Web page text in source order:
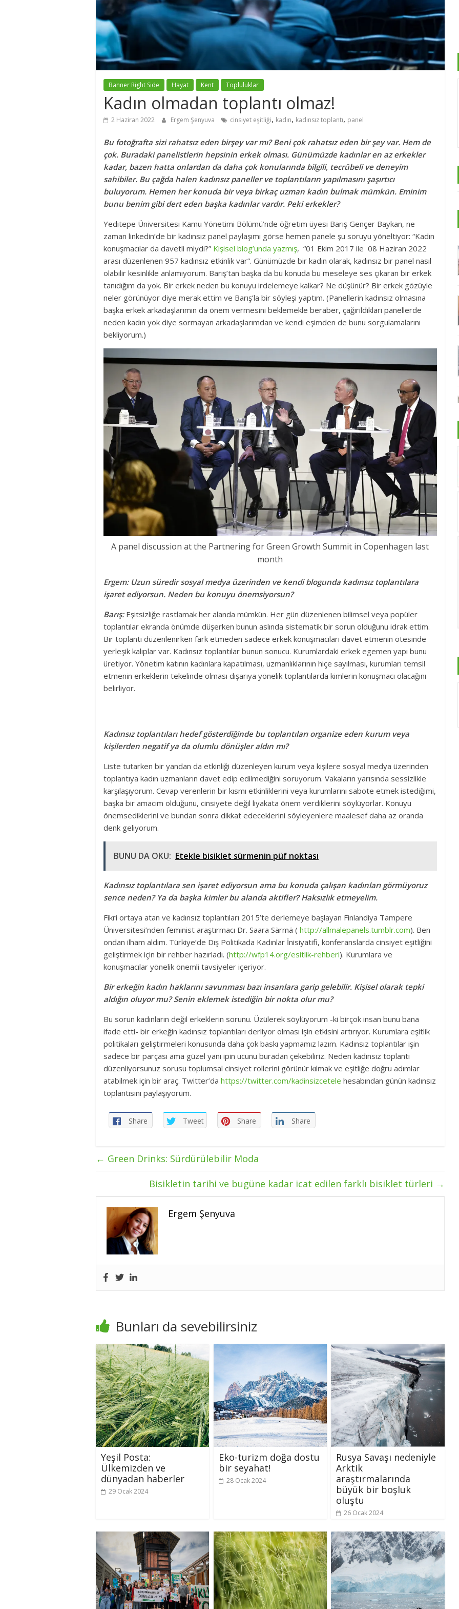
Banner Right Side Hayat Kent Topluluklar
Kadın olmadan toplantı olmaz!
2 Haziran 2022 Ergem Şenyuva cinsiyet eşitliği, kadın, kadınsız toplantı, panel
Bu fotoğrafta sizi rahatsız eden birşey var mı? Beni çok rahatsız eden bir şey var. Hem de
çok. Buradaki panelistlerin hepsinin erkek olması. Günümüzde kadınlar en az erkekler
kadar, bazen hatta onlardan da daha çok konularında bilgili, tecrübeli ve deneyim
sahibiler. Bu çağda halen kadınsız paneller ve toplantıların yapılmasını şaşırtıcı
buluyorum. Hemen her konuda bir veya birkaç uzman kadın bulmak mümkün. Eminim
bunu benim gibi dert eden başka kadınlar vardır. Peki erkekler?
Yeditepe Üniversitesi Kamu Yönetimi Bölümü’nde öğretim üyesi Barış Gençer Baykan, ne
zaman linkedin’de bir kadınsız panel paylaşımı görse hemen panele şu soruyu yöneltiyor: “Kadın
konuşmacılar da davetli miydi?” Kişisel blog’unda yazmış, “01 Ekim 2017 ile 08 Haziran 2022
arası düzenlenen 957 kadınsız etkinlik var”. Günümüzde bir kadın olarak, kadınsız bir panel nasıl
olabilir kesinlikle anlamıyorum. Barış’tan başka da bu konuda bu meseleye ses çıkaran bir erkek
tanıdığım da yok. Bir erkek neden bu konuyu irdelemeye kalkar? Ne düşünür? Bir erkek gözüyle
neler görünüyor diye merak ettim ve Barış’la bir söyleşi yaptım. (Panellerin kadınsız olmasına
başka erkek arkadaşlarımın da önem vermesini beklemekle beraber, çağırıldıkları panellerde
neden kadın yok diye sormayan arkadaşlarımdan ve kendi eşimden de bunu sorgulamalarını
bekliyorum.)
A panel discussion at the Partnering for Green Growth Summit in Copenhagen last
month
Ergem: Uzun süredir sosyal medya üzerinden ve kendi blogunda kadınsız toplantılara
işaret ediyorsun. Neden bu konuyu önemsiyorsun?
Barış:Eşitsizliğe rastlamak her alanda mümkün. Her gün düzenlenen bilimsel veya popüler
toplantılar ekranda önümde düşerken bunun aslında sistematik bir sorun olduğunu idrak ettim.
Bir toplantı düzenlenirken fark etmeden sadece erkek konuşmacıları davet etmenin ötesinde
yerleşik kalıplar var. Kadınsız toplantılar bunun sonucu. Kurumlardaki erkek egemen yapı bunu
üretiyor. Yönetim katının kadınlara kapatılması, uzmanlıklarının hiçe sayılması, kurumları temsil
etmenin erkeklerin tekelinde olması dışarıya yönelik toplantılarda kimlerin konuşmacı olacağını
belirliyor.
Kadınsız toplantıları hedef gösterdiğinde bu toplantıları organize eden kurum veya
kişilerden negatif ya da olumlu dönüşler aldın mı?
Liste tutarken bir yandan da etkinliği düzenleyen kurum veya kişilere sosyal medya üzerinden
toplantıya kadın uzmanların davet edip edilmediğini soruyorum. Vakaların yarısında sessizlikle
karşılaşıyorum. Cevap verenlerin bir kısmı etkinliklerini veya kurumlarını sabote etmek istediğimi,
başka bir amacım olduğunu, cinsiyete değil liyakata önem verdiklerini söylüyorlar. Konuyu
önemsediklerini ve bundan sonra dikkat edeceklerini söyleyenlere maalesef daha az oranda
denk geliyorum.
BUNU DA OKU: Etekle bisiklet sürmenin püf noktası
Kadınsız toplantılara sen işaret ediyorsun ama bu konuda çalışan kadınları görmüyoruz
sence neden? Ya da başka kimler bu alanda aktifler? Haksızlık etmeyelim.
Fikri ortaya atan ve kadınsız toplantıları 2015’te derlemeye başlayan Finlandiya Tampere
Üniversitesi’nden feminist araştırmacı Dr. Saara Särmä ( http://allmalepanels.tumblr.com). Ben
ondan ilham aldım. Türkiye’de Dış Politikada Kadınlar İnisiyatifi, konferanslarda cinsiyet eşitliğini
geliştirmek için bir rehber hazırladı. (http://wfp14.org/esitlik-rehberi). Kurumlara ve
konuşmacılar yönelik önemli tavsiyeler içeriyor.
Bir erkeğin kadın haklarını savunması bazı insanlara garip gelebilir. Kişisel olarak tepki
aldığın oluyor mu? Senin eklemek istediğin bir nokta olur mu?
Bu sorun kadınların değil erkeklerin sorunu. Üzülerek söylüyorum -ki birçok insan bunu bana
ifade etti- bir erkeğin kadınsız toplantıları derliyor olması işin etkisini artırıyor. Kurumlara eşitlik
politikaları geliştirmeleri konusunda daha çok baskı yapmamız lazım. Kadınsız toplantılar işin
sadece bir parçası ama güzel yanı ipin ucunu buradan çekebiliriz. Neden kadınsız toplantı
düzenliyorsunuz sorusu toplumsal cinsiyet rollerini görünür kılmak ve eşitliğe doğru adımlar
atabilmek için bir araç. Twitter’da https://twitter.com/kadinsizcetele hesabından günün kadınsız
toplantısını paylaşıyorum.
Share Tweet Share Share
← Green Drinks: Sürdürülebilir Moda
Bisikletin tarihi ve bugüne kadar icat edilen farklı bisiklet türleri →
Ergem Şenyuva
Bunları da sevebilirsiniz
Yeşil Posta:
Ülkemizden ve
dünyadan haberler
29 Ocak 2024
Eko-turizm doğa dostu
bir seyahat!
28 Ocak 2024
Rusya Savaşı nedeniyle
Arktik
araştırmalarında
büyük bir boşluk
oluştu
26 Ocak 2024